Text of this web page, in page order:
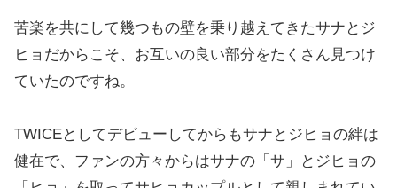
苦楽を共にして幾つもの壁を乗り越えてきたサナとジ
ヒョだからこそ、お互いの良い部分をたくさん見つけ
ていたのですね。
TWICEとしてデビューしてからもサナとジヒョの絆は
健在で、ファンの方々からはサナの「サ」とジヒョの